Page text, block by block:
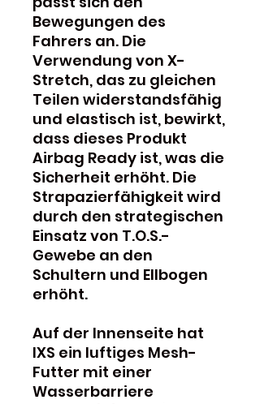
Bewegungen des
Fahrers an. Die
Verwendung von X-
Stretch, das zu gleichen
Teilen widerstandsfähig
und elastisch ist, bewirkt,
dass dieses Produkt
Airbag Ready ist, was die
Sicherheit erhöht. Die
Strapazierfähigkeit wird
durch den strategischen
Einsatz von T.O.S.-
Gewebe an den
Schultern und Ellbogen
erhöht.
Auf der Innenseite hat
IXS ein luftiges Mesh-
Futter mit einer
Wasserbarriere